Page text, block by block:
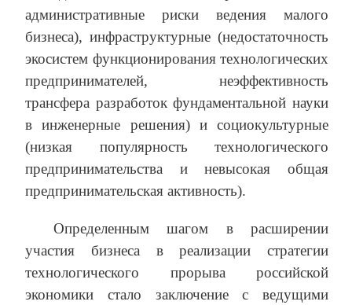
административные риски ведения малого
бизнеса), инфраструктурные (недостаточность
экосистем функционирования технологических
предпринимателей, неэффективность
трансфера разработок фундаментальной науки
в инженерные решения) и социокультурные
(низкая популярность технологического
предпринимательства и невысокая общая
предпринимательская активность).
Определенным шагом в расширении
участия бизнеса в реализации стратегии
технологического прорыва российской
экономики стало заключение с ведущими